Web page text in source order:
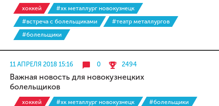
хоккей
#хк металлург новокузнецк
#встреча с болельщиками
#театр металлургов
#болельщики
11 АПРЕЛЯ 2018 15:16 0 2494
Важная новость для новокузнецких
болельщиков
хоккей #хк металлург новокузнецк
#болельщики